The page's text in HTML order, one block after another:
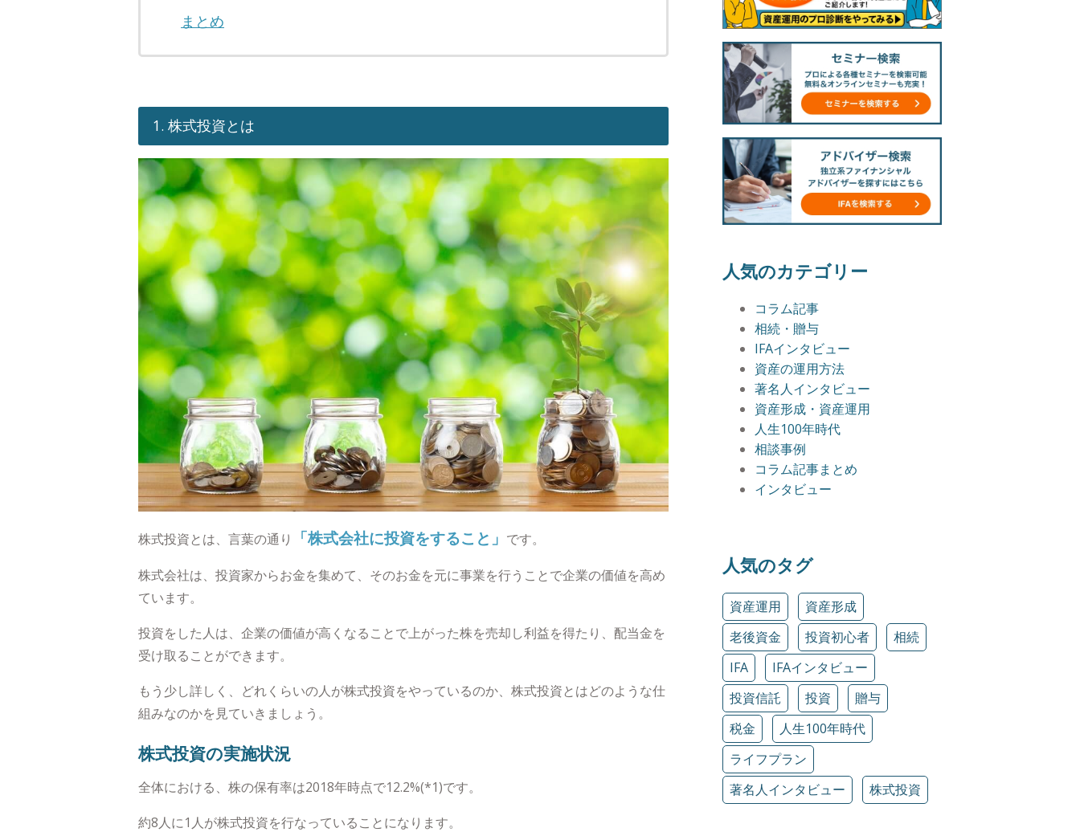
まとめ
1. 株式投資とは
株式投資とは、言葉の通り 「株式会社に投資をすること」 です。
株式会社は、投資家からお金を集めて、そのお金を元に事業を行うことで企業の価値を高め
ています。
投資をした人は、企業の価値が高くなることで上がった株を売却し利益を得たり、配当金を
受け取ることができます。
もう少し詳しく、どれくらいの人が株式投資をやっているのか、株式投資とはどのような仕
組みなのかを見ていきましょう。
株式投資の実施状況
全体における、株の保有率は2018年時点で12.2%(*1)です。
約8人に1人が株式投資を行なっていることになります。
人気のカテゴリー
コラム記事
相続・贈与
IFAインタビュー
資産の運用方法
著名人インタビュー
資産形成・資産運用
人生100年時代
相談事例
コラム記事まとめ
インタビュー
人気のタグ
資産運用
資産形成
老後資金
投資初心者
相続
IFA
IFAインタビュー
投資信託
投資
贈与
税金
人生100年時代
ライフプラン
著名人インタビュー
株式投資